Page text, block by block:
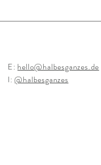
E: hello@halbesganzes.de
I:@halbesganzes